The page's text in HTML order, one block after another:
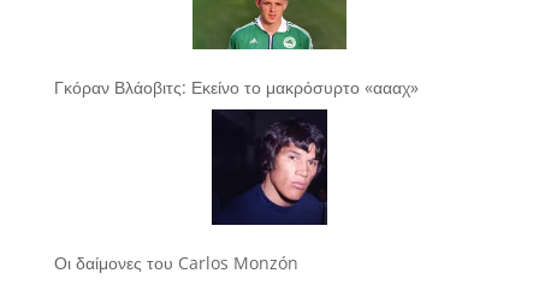
Γκόραν Βλάοβιτς: Εκείνο το μακρόσυρτο «αααχ»
Οι δαίμονες του Carlos Monzón